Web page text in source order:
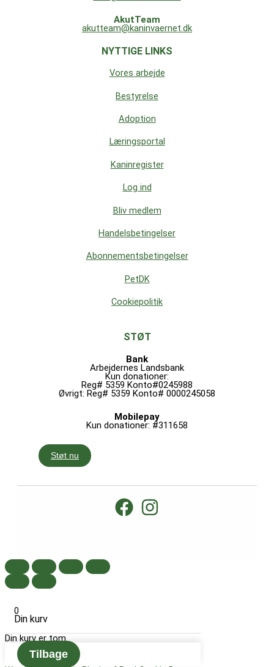
AkutTeam
akutteam@kaninvaernet.dk
NYTTIGE LINKS
Vores arbejde
Bestyrelse
Adoption
Læringsportal
Kaninregister
Log ind
Bliv medlem
Handelsbetingelser
Abonnementsbetingelser
PetDK
Cookiepolitik
STØT
Bank
Arbejdernes Landsbank
Kun donationer:
Reg# 5359 Konto#0245988
Øvrigt: Reg# 5359 Konto# 0000245058
Mobilepay
Kun donationer: #311658
Støt nu
0
Din kurv
Din kurv er tom
Tilbage